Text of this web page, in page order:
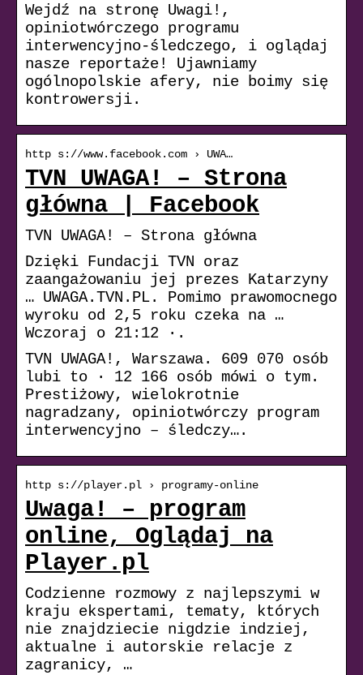
Wejdź na stronę Uwagi!,
opiniotwórczego programu
interwencyjno-śledczego, i oglądaj
nasze reportaże! Ujawniamy
ogólnopolskie afery, nie boimy się
kontrowersji.
http s://www.facebook.com › UWA…
TVN UWAGA! – Strona
główna | Facebook
TVN UWAGA! – Strona główna
Dzięki Fundacji TVN oraz
zaangażowaniu jej prezes Katarzyny
… UWAGA.TVN.PL. Pomimo prawomocnego
wyroku od 2,5 roku czeka na …
Wczoraj o 21:12 ·.
TVN UWAGA!, Warszawa. 609 070 osób
lubi to · 12 166 osób mówi o tym.
Prestiżowy, wielokrotnie
nagradzany, opiniotwórczy program
interwencyjno – śledczy….
http s://player.pl › programy-online
Uwaga! – program
online, Oglądaj na
Player.pl
Codzienne rozmowy z najlepszymi w
kraju ekspertami, tematy, których
nie znajdziecie nigdzie indziej,
aktualne i autorskie relacje z
zagranicy, …